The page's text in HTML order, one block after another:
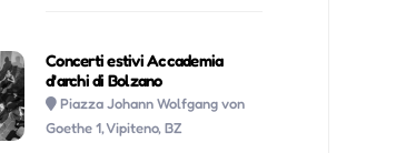
Concerti estivi Accademia
d'archi di Bolzano
Piazza Johann Wolfgang von
Goethe 1, Vipiteno, BZ